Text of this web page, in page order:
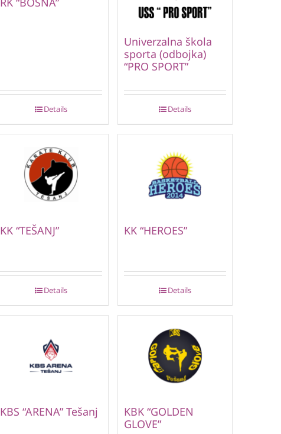
Details
Univerzalna škola
sporta (odbojka)
“PRO SPORT”
Details
KK “TEŠANJ”
Details
KK “HEROES”
Details
KBS “ARENA” Tešanj
KBK “GOLDEN
GLOVE”